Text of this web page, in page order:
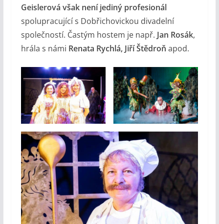
Geislerová však není jediný profesionál
spolupracující s Dobřichovickou divadelní
společností. Častým hostem je např. Jan Rosák,
hrála s námi Renata Rychlá, Jiří Štědroň apod.